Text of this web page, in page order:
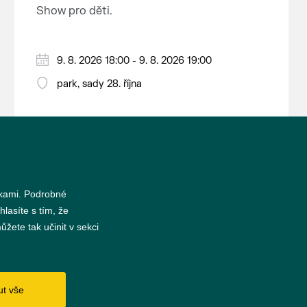
nejrozsáhlejší parkově upravená
kulturního dědictví UNESCO.
Show pro děti.
9. 8. 2026 18:00 - 9. 8. 2026 19:00
park, sady 28. října
Podrobné
s tím, že
tak učinit v sekci
vše